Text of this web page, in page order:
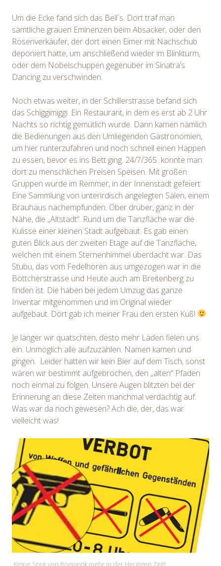
Um die Ecke fand sich das Bell`s. Dort traf man
sämtliche grauen Eminenzen beim Absacker, oder den
Rosenverkäufer, der dort einen Eimer mit Nachschub
deponiert hatte, um anschließend wieder im Blinkturm,
oder dem Nobelschuppen gegenüber im Sinatra’s
Dancing zu verschwinden.
Noch etwas weiter, in der Schillerstrasse befand sich
das Schiggimiggi. Ein Restaurant, in dem es erst ab 2 Uhr
Nachts so richtig gemütlich wurde. Dann kamen nämlich
die Bedienungen aus den Umliegenden Gastronomien,
um hier runterzufahren und noch schnell einen Happen
zu essen, bevor es ins Bett ging. 24/7/365 konnte man
dort zu menschlichen Preisen Speisen. Mit großen
Gruppen wurde im Remmer, in der Innenstadt gefeiert.
Eine Sammlung von unterirdisch angelegten Sälen, einem
Brauhaus nachempfunden. Ober drüber, ganz in der
Nähe, die „Altstadt“. Rund um die Tanzfläche war die
Kulisse einer kleinen Stadt aufgebaut. Es gab einen
guten Blick aus der zweiten Etage auf die Tanzfläche,
welchen mit einem Sternenhimmel überdacht war. Das
Stubu, das vom Fedelhören aus umgezogen war in die
Böttcherstrasse und Heute auch am Breitenberg zu
finden ist. Die haben bei jedem Umzug das ganze
Inventar mitgenommen und im Original wieder
aufgebaut. Dort gab ich meiner Frau den ersten Kuß!
Je länger wir quatschten, desto mehr Läden fielen uns
ein. Unmöglich alle aufzuzählen. Namen kamen und
gingen. Leider hatten wir kein Bier auf dem Tisch, sonst
wären wir bestimmt aufgebrochen, den „alten“ Pfaden
noch einmal zu folgen. Unsere Augen blitzten bei der
Erinnerung an diese Zeiten manchmal verdächtig auf.
Was war da noch gewesen? Ach die, der, das war
vielleicht was!
Keine Spur von Romantik mehr in der Heutigen Zeit!